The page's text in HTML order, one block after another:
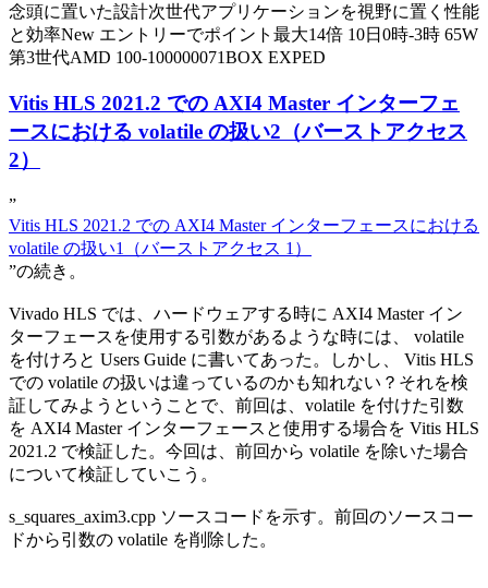
念頭に置いた設計次世代アプリケーションを視野に置く性能
と効率New エントリーでポイント最大14倍 10日0時-3時 65W
第3世代AMD 100-100000071BOX EXPED
Vitis HLS 2021.2 での AXI4 Master インターフェ
ースにおける volatile の扱い2（バーストアクセス
2）
”
Vitis HLS 2021.2 での AXI4 Master インターフェースにおける
volatile の扱い1（バーストアクセス 1）
”の続き。
Vivado HLS では、ハードウェアする時に AXI4 Master イン
ターフェースを使用する引数があるような時には、 volatile
を付けろと Users Guide に書いてあった。しかし、 Vitis HLS
での volatile の扱いは違っているのかも知れない？それを検
証してみようということで、前回は、volatile を付けた引数
を AXI4 Master インターフェースと使用する場合を Vitis HLS
2021.2 で検証した。今回は、前回から volatile を除いた場合
について検証していこう。
s_squares_axim3.cpp ソースコードを示す。前回のソースコー
ドから引数の volatile を削除した。